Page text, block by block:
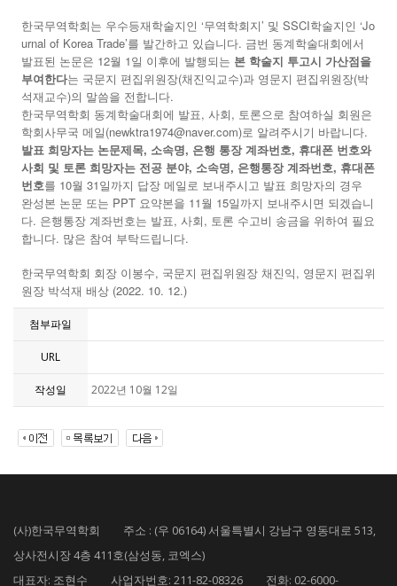
한국무역학회는 우수등재학술지인 ‘무역학회지’ 및 SSCI학술지인 ‘Jo
urnal of Korea Trade’를 발간하고 있습니다. 금번 동계학술대회에서
발표된 논문은 12월 1일 이후에 발행되는 본 학술지 투고시 가산점을
부여한다는 국문지 편집위원장(채진익교수)과 영문지 편집위원장(박
석재교수)의 말씀을 전합니다.
한국무역학회 동계학술대회에 발표, 사회, 토론으로 참여하실 회원은
학회사무국 메일(newktra1974@naver.com)로 알려주시기 바랍니다.
발표 희망자는 논문제목, 소속명, 은행 통장 계좌번호, 휴대폰 번호와
사회 및 토론 희망자는 전공 분야, 소속명, 은행통장 계좌번호, 휴대폰
번호를 10월 31일까지 답장 메일로 보내주시고 발표 희망자의 경우
완성본 논문 또는 PPT 요약본을 11월 15일까지 보내주시면 되겠습니
다. 은행통장 계좌번호는 발표, 사회, 토론 수고비 송금을 위하여 필요
합니다. 많은 참여 부탁드립니다.
한국무역학회 회장 이봉수, 국문지 편집위원장 채진익 , 영문지 편집위
원장 박석재 배상 (2022. 10. 12.)
첨부파일
URL
작성일 2022년 10월 12일
(사)한국무역학회 주소 : (우 06164) 서울특별시 강남구 영동대로 513,
상사전시장 4층 411호(삼성동, 코엑스)
대표자: 조현수 사업자번호: 211-82-08326 전화: 02-6000-